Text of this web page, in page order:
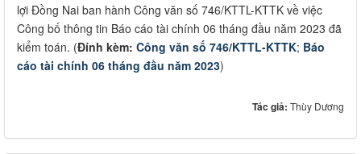
lợi Đồng Nai ban hành Công văn số 746/KTTL-KTTK về việc
Công bố thông tin Báo cáo tài chính 06 tháng đầu năm 2023 đã
kiểm toán. (Đính kèm: Công văn số 746/KTTL-KTTK; Báo
cáo tài chính 06 tháng đầu năm 2023)
Tác giả: Thùy Dương